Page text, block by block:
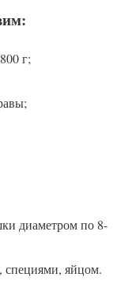
г;
диаметром по 8-
специями, яйцом.